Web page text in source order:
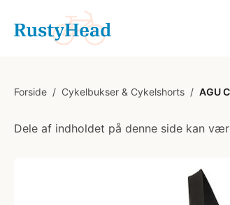
Forside / Cykelbukser & Cykelshorts / AGU
Dele af indholdet på denne side kan